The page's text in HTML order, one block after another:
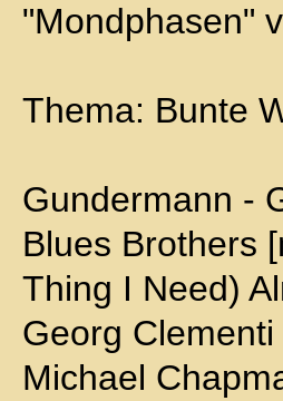
"Mondphasen"
Thema: Bunte
Gundermann -
Blues Brothers
Thing I Need)
Georg
Michael